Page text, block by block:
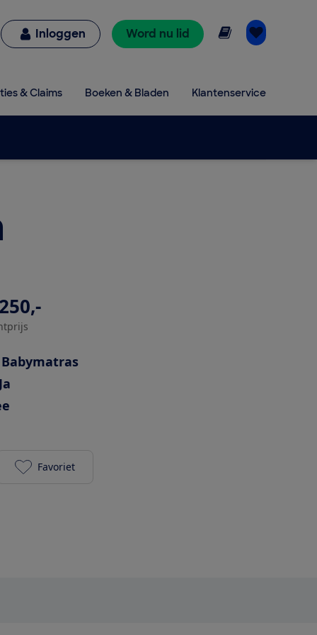
Inloggen Word nu lid Online lezen
& Claims Boeken & Bladen Klantenservice
Babymatras
Pretura Essential Fresh toevoegen aan je
Favoriet